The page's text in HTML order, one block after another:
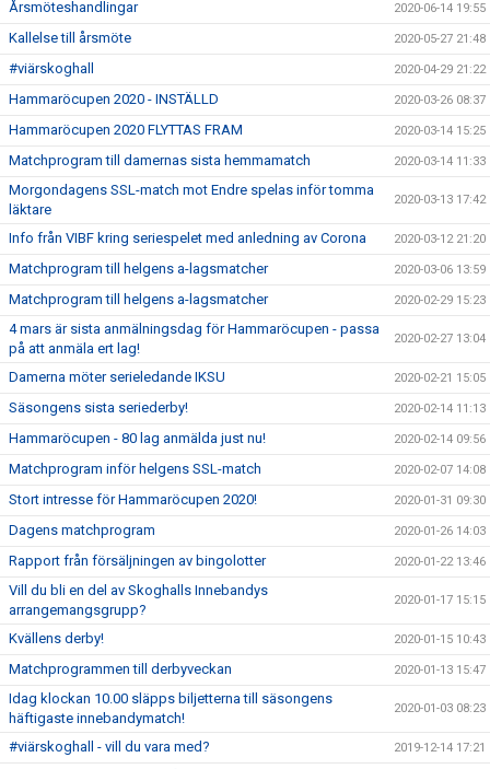
Årsmöteshandlingar 2020-06-14 19:55
Kallelse till årsmöte 2020-05-27 21:48
#viärskoghall 2020-04-29 21:22
Hammaröcupen 2020 - INSTÄLLD 2020-03-26 08:37
Hammaröcupen 2020 FLYTTAS FRAM 2020-03-14 15:25
Matchprogram till damernas sista hemmamatch 2020-03-14 11:33
Morgondagens SSL-match mot Endre spelas inför tomma
läktare
2020-03-13 17:42
Info från VIBF kring seriespelet med anledning av Corona 2020-03-12 21:20
Matchprogram till helgens a-lagsmatcher 2020-03-06 13:59
Matchprogram till helgens a-lagsmatcher 2020-02-29 15:23
4 mars är sista anmälningsdag för Hammaröcupen - passa
på att anmäla ert lag!
2020-02-27 13:04
Damerna möter serieledande IKSU 2020-02-21 15:05
Säsongens sista seriederby! 2020-02-14 11:13
Hammaröcupen - 80 lag anmälda just nu! 2020-02-14 09:56
Matchprogram inför helgens SSL-match 2020-02-07 14:08
Stort intresse för Hammaröcupen 2020! 2020-01-31 09:30
Dagens matchprogram 2020-01-26 14:03
Rapport från försäljningen av bingolotter 2020-01-22 13:46
Vill du bli en del av Skoghalls Innebandys
arrangemangsgrupp?
2020-01-17 15:15
Kvällens derby! 2020-01-15 10:43
Matchprogrammen till derbyveckan 2020-01-13 15:47
Idag klockan 10.00 släpps biljetterna till säsongens
häftigaste innebandymatch!
2020-01-03 08:23
#viärskoghall - vill du vara med? 2019-12-14 17:21